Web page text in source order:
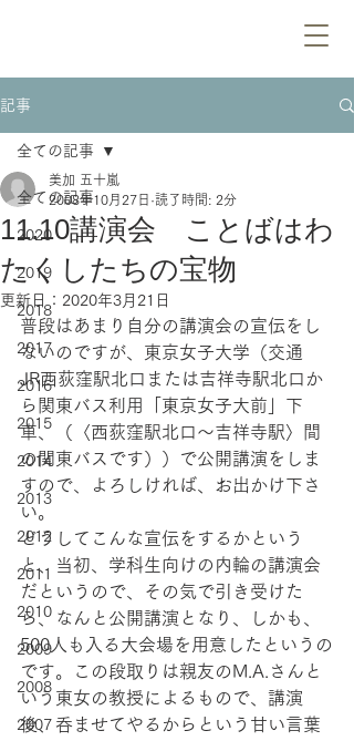
記事
全ての記事
2020
2019
2018
2017
2016
2015
2014
2013
2012
2011
2010
2009
2008
2007
全ての記事
11.10講演会 ことばはわ
たくしたちの宝物
美加 五十嵐
2008年10月27日 読了時間: 2分
更新日： 2020年3月21日
普段はあまり自分の講演会の宣伝をし
ないのですが、東京女子大学（交通
JR西荻窪駅北口または吉祥寺駅北口か
ら関東バス利用「東京女子大前」下
車、（〈西荻窪駅北口～吉祥寺駅〉間
の関東バスです））で公開講演をしま
すので、よろしければ、お出かけ下さ
い。
どうしてこんな宣伝をするかという
と、当初、学科生向けの内輪の講演会
だというので、その気で引き受けた
ら、なんと公開講演となり、しかも、
500人も入る大会場を用意したというの
です。この段取りは親友のM.A.さんと
いう東女の教授によるもので、講演
後、呑ませてやるからという甘い言葉